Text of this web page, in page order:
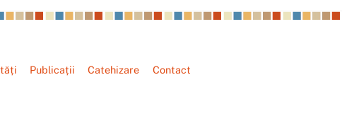
Publicații Catehizare Contact